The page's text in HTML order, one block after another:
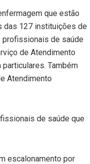
que estão
das 127 instituições de
profissionais de saúde
de Atendimento
Também
Atendimento
de saúde que
escalonamento por